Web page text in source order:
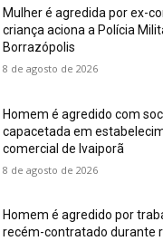
Mulher é agredida por ex-
criança aciona a Polícia
Borrazópolis
8 de agosto de 2026
Homem é agredido com
capacetada em
comercial de Ivaiporã
8 de agosto de 2026
Homem é agredido por
recém-contratado durante